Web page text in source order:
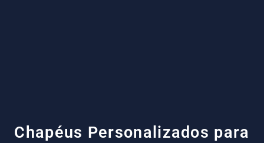
Chapéus Personalizados para